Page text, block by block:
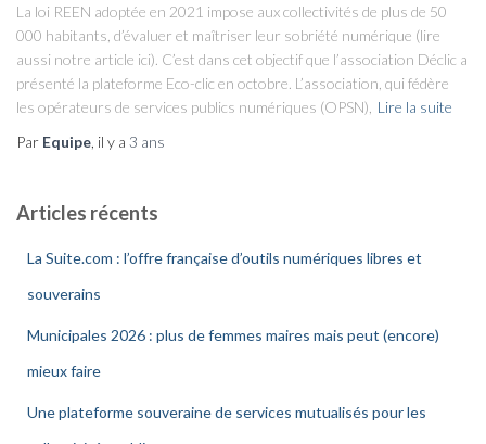
La loi REEN adoptée en 2021 impose aux collectivités de plus de 50
000 habitants, d’évaluer et maîtriser leur sobriété numérique (lire
aussi notre article ici). C’est dans cet objectif que l’association Déclic a
présenté la plateforme Eco-clic en octobre. L’association, qui fédère
les opérateurs de services publics numériques (OPSN), Lire la suite
Par Equipe , il y a 3 ans
Articles récents
La Suite.com : l’offre française d’outils numériques libres et
souverains
Municipales 2026 : plus de femmes maires mais peut (encore)
mieux faire
Une plateforme souveraine de services mutualisés pour les